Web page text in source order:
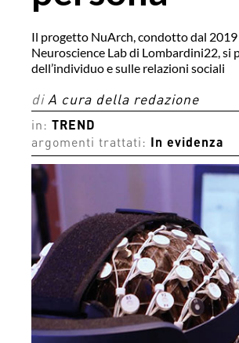
Il progetto NuArch, condotto dal 2019
Neuroscience Lab di Lombardini22,
dell’individuo e sulle relazioni sociali
di A cura della redazione
in:
TREND
argomenti trattati:
In evidenza